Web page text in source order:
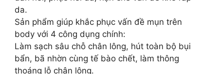
da.
Sản phẩm giúp khắc phục vấn đề mụn trên
body với 4 công dụng chính:
Làm sạch sâu chỗ chân lông, hút toàn bộ bụi
bẩn, bã nhờn cùng tế bào chết, làm thông
thoáng lỗ chân lông.